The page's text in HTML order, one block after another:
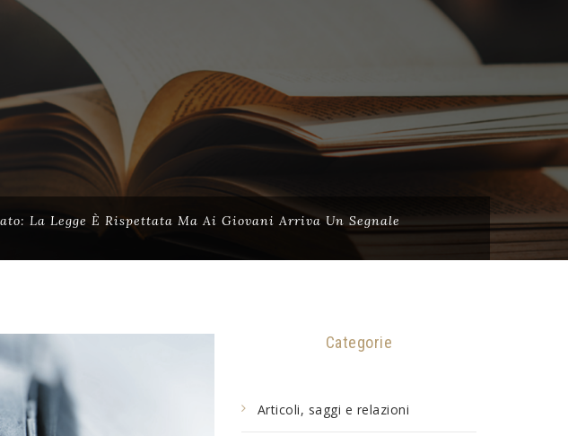
La Legge È Rispettata Ma Ai Giovani Arriva Un Segnale
Categorie
Articoli, saggi e relazioni